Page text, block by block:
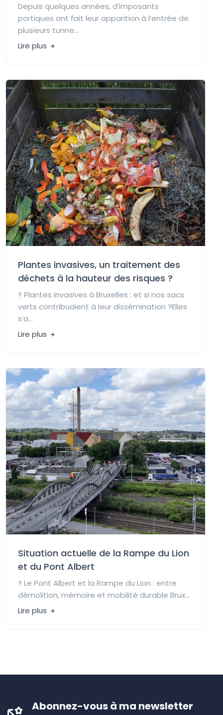
Depuis quelques années, d’imposants
portiques ont fait leur apparition à l’entrée de
plusieurs tunne...
Lire plus
Plantes invasives, un traitement des
déchets à la hauteur des risques ?
? Plantes invasives à Bruxelles : et si nos sacs
verts contribuaient à leur dissémination ?Elles
s’a...
Lire plus
Situation actuelle de la Rampe du Lion
et du Pont Albert
?️ Le Pont Albert et la Rampe du Lion : entre
démolition, mémoire et mobilité durable Brux...
Lire plus
Abonnez-vous à ma newsletter